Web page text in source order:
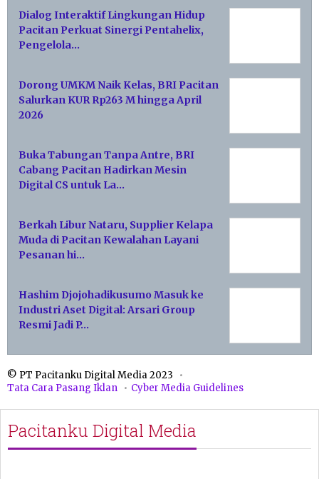
Dialog Interaktif Lingkungan Hidup
Pacitan Perkuat Sinergi Pentahelix,
Pengelola…
Dorong UMKM Naik Kelas, BRI Pacitan
Salurkan KUR Rp263 M hingga April
2026
Buka Tabungan Tanpa Antre, BRI
Cabang Pacitan Hadirkan Mesin
Digital CS untuk La…
Berkah Libur Nataru, Supplier Kelapa
Muda di Pacitan Kewalahan Layani
Pesanan hi…
Hashim Djojohadikusumo Masuk ke
Industri Aset Digital: Arsari Group
Resmi Jadi P…
© PT Pacitanku Digital Media 2023
Tata Cara Pasang Iklan
Cyber Media Guidelines
Pacitanku Digital Media